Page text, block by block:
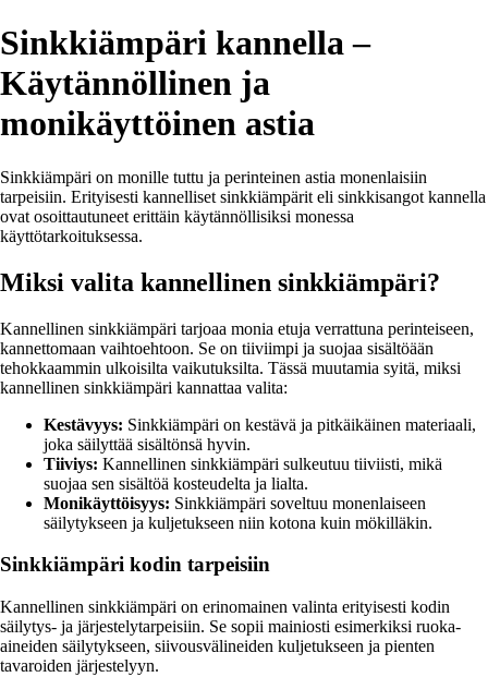
Sinkkiämpäri kannella –
Käytännöllinen ja
monikäyttöinen astia
Sinkkiämpäri on monille tuttu ja perinteinen astia monenlaisiin
tarpeisiin. Erityisesti kannelliset sinkkiämpärit eli sinkkisangot kannella
ovat osoittautuneet erittäin käytännöllisiksi monessa
käyttötarkoituksessa.
Miksi valita kannellinen sinkkiämpäri?
Kannellinen sinkkiämpäri tarjoaa monia etuja verrattuna perinteiseen,
kannettomaan vaihtoehtoon. Se on tiiviimpi ja suojaa sisältöään
tehokkaammin ulkoisilta vaikutuksilta. Tässä muutamia syitä, miksi
kannellinen sinkkiämpäri kannattaa valita:
Kestävyys: Sinkkiämpäri on kestävä ja pitkäikäinen materiaali,
joka säilyttää sisältönsä hyvin.
Tiiviys: Kannellinen sinkkiämpäri sulkeutuu tiiviisti, mikä
suojaa sen sisältöä kosteudelta ja lialta.
Monikäyttöisyys: Sinkkiämpäri soveltuu monenlaiseen
säilytykseen ja kuljetukseen niin kotona kuin mökilläkin.
Sinkkiämpäri kodin tarpeisiin
Kannellinen sinkkiämpäri on erinomainen valinta erityisesti kodin
säilytys- ja järjestelytarpeisiin. Se sopii mainiosti esimerkiksi ruoka-
aineiden säilytykseen, siivousvälineiden kuljetukseen ja pienten
tavaroiden järjestelyyn.